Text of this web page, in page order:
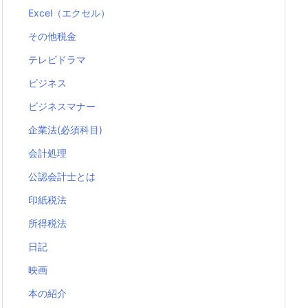
Excel（エクセル）
その他税金
テレビドラマ
ビジネス
ビジネスマナー
企業法(必須科目)
会計処理
公認会計士とは
印紙税法
所得税法
日記
映画
本の紹介